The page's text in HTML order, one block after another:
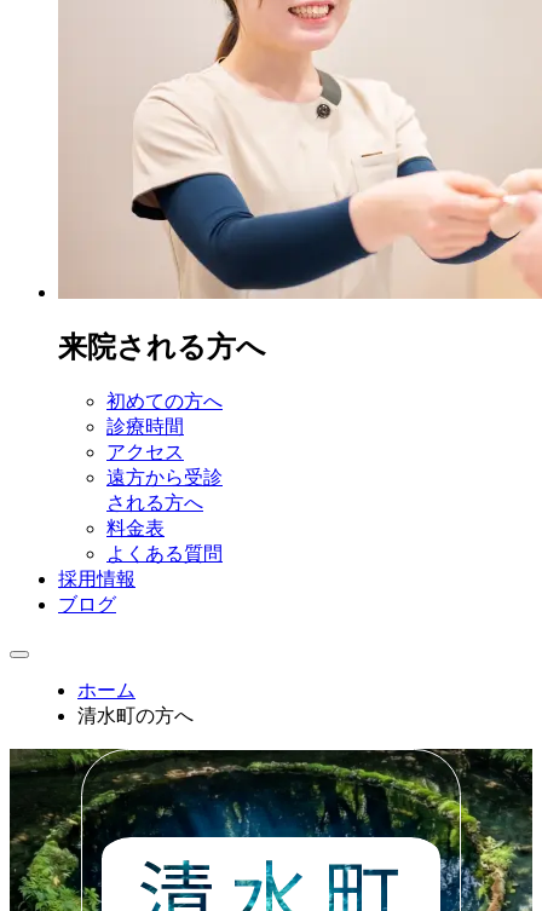
来院される方へ
初めての方へ
診療時間
アクセス
遠方から受診
される方へ
料金表
よくある質問
採用情報
ブログ
ホーム
清水町の方へ